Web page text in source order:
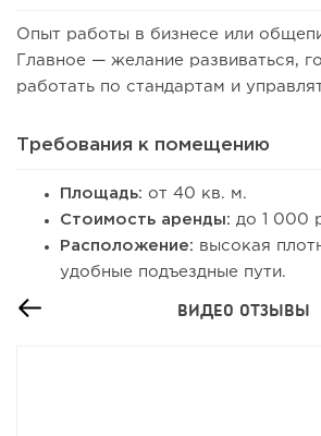
111
открытия заведения
Опыт работы в бизнесе или
Главное — желание развиваться,
работать по стандартам и
Требования к помещению
Площадь: от 40 кв. м.
Стоимость аренды: до 1 000
Расположение: высокая
удобные подъездные пути.
ВИДЕО ОТЗЫВЫ